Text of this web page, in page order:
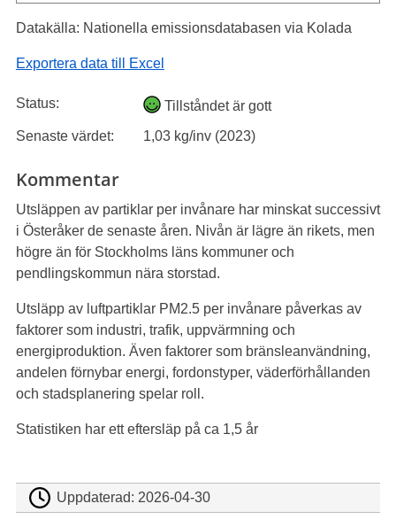
Datakälla: Nationella emissionsdatabasen via Kolada
Exportera data till Excel
Status:
Tillståndet är gott
Senaste värdet:
1,03 kg/inv (2023)
Kommentar
Utsläppen av partiklar per invånare har minskat successivt
i Österåker de senaste åren. Nivån är lägre än rikets, men
högre än för Stockholms läns kommuner och
pendlingskommun nära storstad.
Utsläpp av luftpartiklar PM2.5 per invånare påverkas av
faktorer som industri, trafik, uppvärmning och
energiproduktion. Även faktorer som bränsleanvändning,
andelen förnybar energi, fordonstyper, väderförhållanden
och stadsplanering spelar roll.
Statistiken har ett eftersläp på ca 1,5 år
Uppdaterad: 2026-04-30